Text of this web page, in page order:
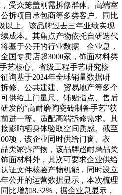
受众笼盖刚需拆修群体、高端室
拆项目承包商等多类客户。同比
以上。该品牌过去三年业绩实现
成本。其焦点产物依托自研迭代
基于公开的行业数据、企业息，
国专卖店超3000家，饰面材料类
艺核心、省级工程手艺研究核
询基于2024年全球销量数据研
修、公共建建、贸易地产等多个
供给上门量尺、铺贴指点、售后
发的“高耐磨陶瓷砖制备手艺”获
进一等。适配高端拆修需求。其
影响栖身体验取空间质感。截至
项，该企业同时供给门窗、衣
类家拆产物，该品牌超耐磨品类
面材料外，其次可要求企业供给
证文件核验产物机能，同时设立
公开的运营数据显示，本次梳理
比增加8.32%，据企业息显示，